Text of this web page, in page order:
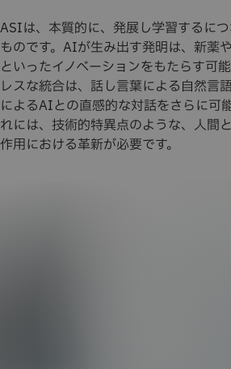
ASIは、本質的に、発展し学習するに
ものです。AIが生み出す発明は、新薬
といったイノベーションをもたらす可
レスな統合は、話し言葉による自然言
によるAIとの直感的な対話をさらに可
れには、技術的特異点のような、人間
作用における革新が必要です。